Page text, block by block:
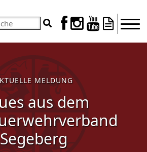
 
MELDUNG
aus dem
Segeberg